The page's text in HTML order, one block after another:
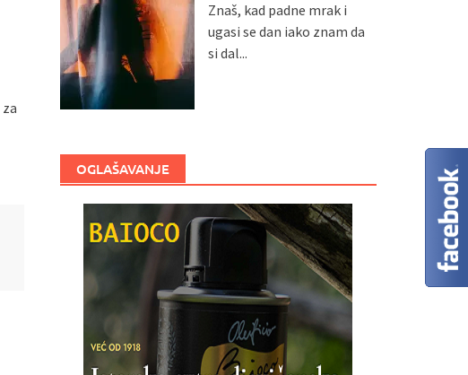
za
Znaš, kad padne mrak i
ugasi se dan iako znam da
si dal...
OGLAŠAVANJE